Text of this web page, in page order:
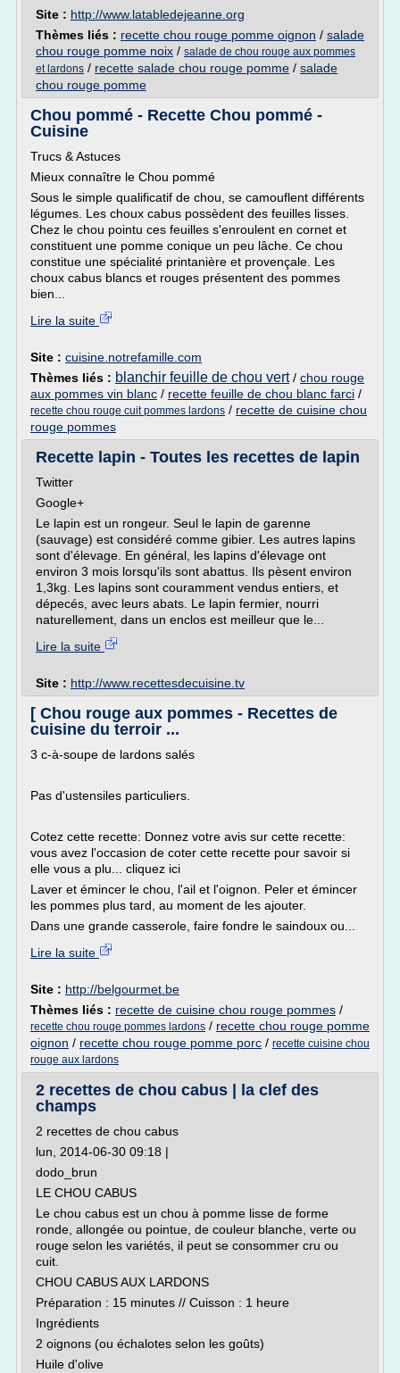
Site : http://www.latabledejeanne.org
Thèmes liés : recette chou rouge pomme oignon / salade
chou rouge pomme noix / salade de chou rouge aux pommes
et lardons / recette salade chou rouge pomme / salade
chou rouge pomme
Chou pommé - Recette Chou pommé -
Cuisine
Trucs & Astuces
Mieux connaître le Chou pommé
Sous le simple qualificatif de chou, se camouflent différents
légumes. Les choux cabus possèdent des feuilles lisses.
Chez le chou pointu ces feuilles s'enroulent en cornet et
constituent une pomme conique un peu lâche. Ce chou
constitue une spécialité printanière et provençale. Les
choux cabus blancs et rouges présentent des pommes
bien...
Lire la suite
Site : cuisine.notrefamille.com
Thèmes liés : blanchir feuille de chou vert/ chou rouge
aux pommes vin blanc / recette feuille de chou blanc farci /
recette chou rouge cuit pommes lardons / recette de cuisine chou
rouge pommes
Recette lapin - Toutes les recettes de lapin
Twitter
Google+
Le lapin est un rongeur. Seul le lapin de garenne
(sauvage) est considéré comme gibier. Les autres lapins
sont d'élevage. En général, les lapins d'élevage ont
environ 3 mois lorsqu'ils sont abattus. Ils pèsent environ
1,3kg. Les lapins sont couramment vendus entiers, et
dépecés, avec leurs abats. Le lapin fermier, nourri
naturellement, dans un enclos est meilleur que le...
Lire la suite
Site : http://www.recettesdecuisine.tv
[ Chou rouge aux pommes - Recettes de
cuisine du terroir ...
3 c-à-soupe de lardons salés
Pas d'ustensiles particuliers.
Cotez cette recette: Donnez votre avis sur cette recette:
vous avez l'occasion de coter cette recette pour savoir si
elle vous a plu... cliquez ici
Laver et émincer le chou, l'ail et l'oignon. Peler et émincer
les pommes plus tard, au moment de les ajouter.
Dans une grande casserole, faire fondre le saindoux ou...
Lire la suite
Site : http://belgourmet.be
Thèmes liés : recette de cuisine chou rouge pommes /
recette chou rouge pommes lardons / recette chou rouge pomme
oignon / recette chou rouge pomme porc / recette cuisine chou
rouge aux lardons
2 recettes de chou cabus | la clef des
champs
2 recettes de chou cabus
lun, 2014-06-30 09:18 |
dodo_brun
LE CHOU CABUS
Le chou cabus est un chou à pomme lisse de forme
ronde, allongée ou pointue, de couleur blanche, verte ou
rouge selon les variétés, il peut se consommer cru ou
cuit.
CHOU CABUS AUX LARDONS
Préparation : 15 minutes // Cuisson : 1 heure
Ingrédients
2 oignons (ou échalotes selon les goûts)
Huile d'olive